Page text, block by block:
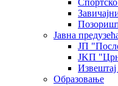
Јавна
ЈП
ЈKП
Образовање